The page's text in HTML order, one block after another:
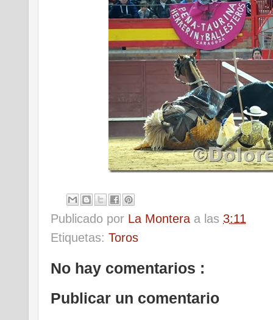
Publicado por La Montera a las 3:11
Etiquetas: Toros
No hay comentarios :
Publicar un comentario